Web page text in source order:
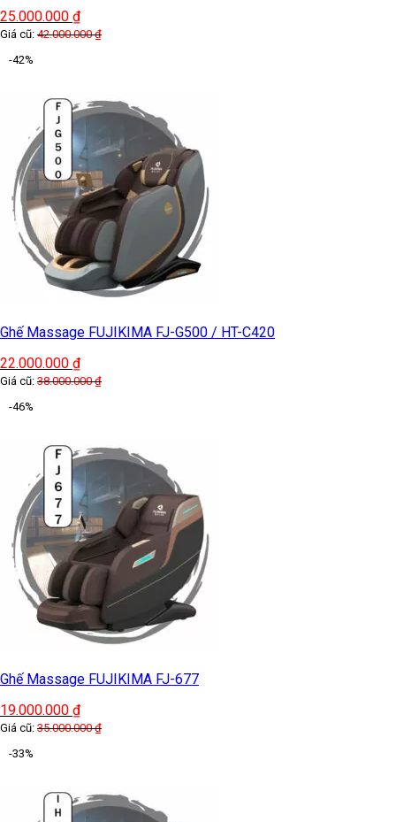
25.000.000 ₫
Giá cũ: 42.000.000₫
-42%
Ghế Massage FUJIKIMA FJ-G500 / HT-C420
22.000.000 ₫
Giá cũ: 38.000.000₫
-46%
Ghế Massage FUJIKIMA FJ-677
19.000.000 ₫
Giá cũ: 35.000.000₫
-33%